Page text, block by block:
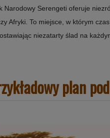
Narodowy Serengeti oferuje
Afryki. To miejsce, w którym
niezatarty ślad na
plan